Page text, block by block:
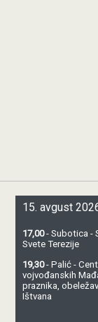
15. avgust
17,00- Subotica -
Svete Terezije
19,30- Palić -
vojvođanskih
praznika,
Ištvana